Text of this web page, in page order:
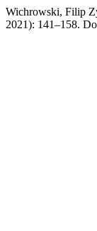
Wichrowski, Filip
2021): 141–158.